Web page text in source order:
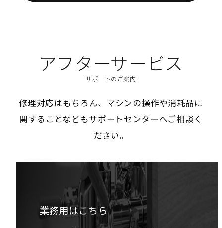
アフターサービス
サポートのご案内
修理対応はもちろん、マシンの操作や消耗品に
関することなどもサポートセンターへご相談く
ださい。
業務用はこちら